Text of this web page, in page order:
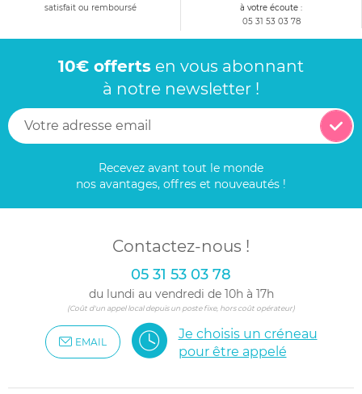
satisfait ou remboursé
à votre écoute :
05 31 53 03 78
10€ offerts en vous abonnant
à notre newsletter !
Recevez avant tout le monde
nos avantages, offres et nouveautés !
Contactez-nous !
05 31 53 03 78
du lundi au vendredi de 10h à 17h
(Coût d'un appel local depuis un poste fixe, hors coût opérateur)
EMAIL
Je choisis un créneau
pour être appelé